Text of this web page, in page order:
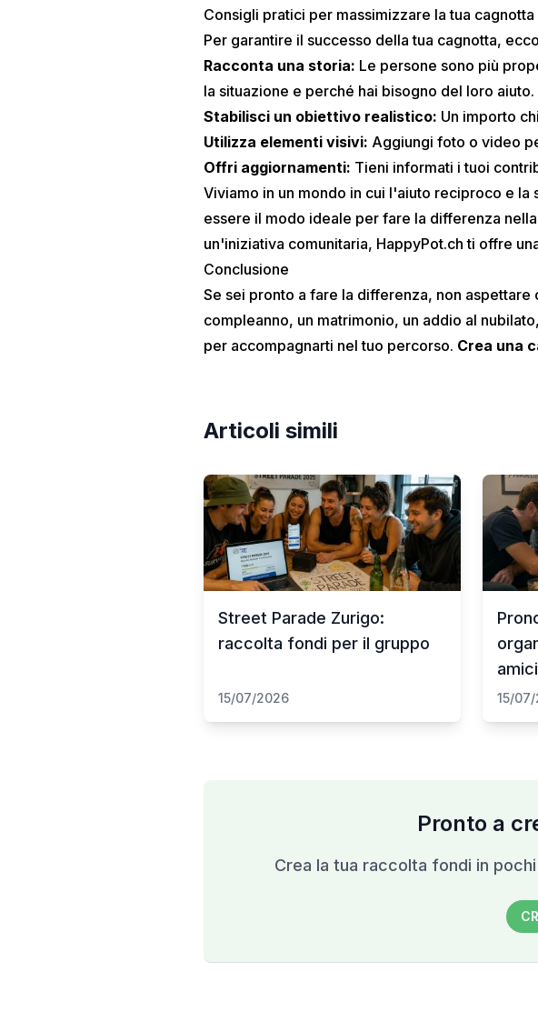
Consigli pratici per massimizzare la tua
Per garantire il successo della tua cagnotta,
Racconta una storia: Le persone sono più
la situazione e perché hai bisogno del loro aiuto.
Stabilisci un obiettivo realistico: Un importo
Utilizza elementi visivi: Aggiungi foto o video
Offri aggiornamenti: Tieni informati i tuoi
Viviamo in un mondo in cui l'aiuto reciproco e
essere il modo ideale per fare la differenza
un'iniziativa comunitaria, HappyPot.ch ti offre
Conclusione
Se sei pronto a fare la differenza, non
compleanno, un matrimonio, un addio al
per accompagnarti nel tuo percorso. Crea una
Articoli simili
Street Parade Zurigo:
raccolta fondi per il gruppo
15/07/2026
amici
15/
Pronto a
Crea la tua raccolta fondi in